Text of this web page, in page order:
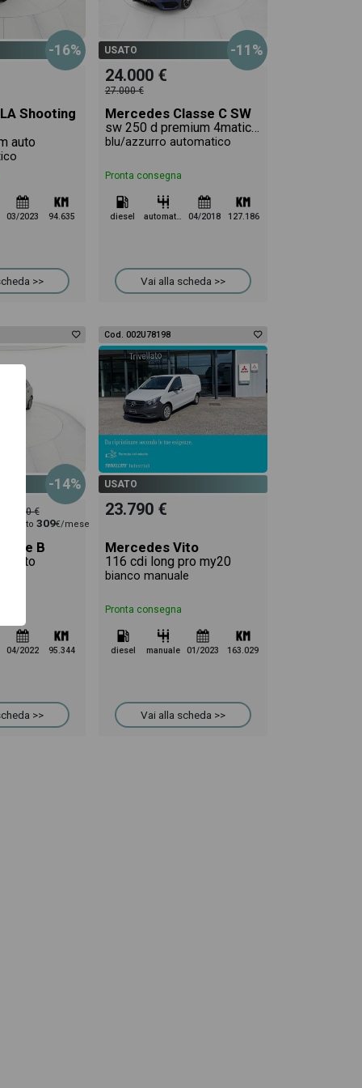
-16%
Shooting
auto
03/2023 94.635
>>
USATO -11%
24.000 €
27.000 €
Mercedes Classe C SW
sw 250 d premium 4matic auto 9m
blu/azzurro automatico
Pronta consegna
diesel automatico 04/2018 127.186
Vai alla scheda >>
-14%
27.400 €
309€/mese
B
auto
04/2022 95.344
>>
Cod. 002U78198
USATO
23.790 €
Mercedes Vito
116 cdi long pro my20
bianco manuale
Pronta consegna
diesel manuale 01/2023 163.029
Vai alla scheda >>